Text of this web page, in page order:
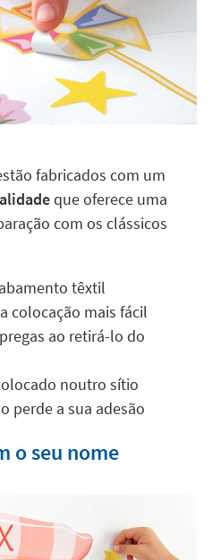
fabricados com um
que oferece uma
com os clássicos
têxtil
colocação mais fácil
ao retirá-lo do
noutro sítio
perde a sua adesão
o seu nome